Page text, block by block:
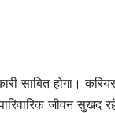
साबित होगा।
जीवन सुखद